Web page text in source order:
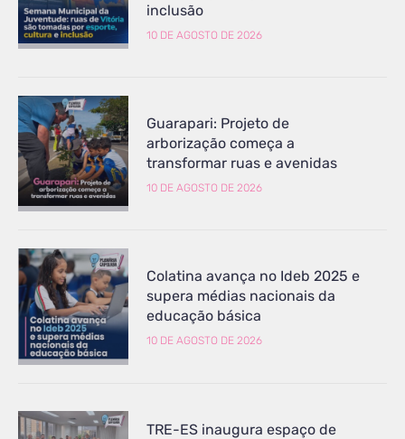
inclusão
10 DE AGOSTO DE 2026
Guarapari: Projeto de
arborização começa a
transformar ruas e avenidas
10 DE AGOSTO DE 2026
Colatina avança no Ideb 2025 e
supera médias nacionais da
educação básica
10 DE AGOSTO DE 2026
TRE-ES inaugura espaço de